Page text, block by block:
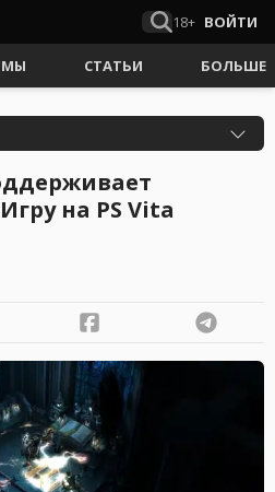
18+ ВОЙТИ
СТАТЬИ БОЛЬШЕ
на PS Vita